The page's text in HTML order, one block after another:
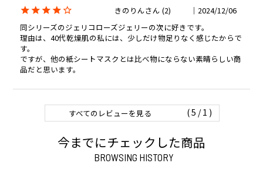
1
きのりん 2
2024/12/06
同シリーズのジェリコローズジェリーの次に好きです。
理由は、40代乾燥肌の私には、少しだけ物足りなく感じたからで
す。
ですが、他の紙シートマスクとは比べ物にならない素晴らしい商
品だと思います。
すべてのレビューを見る
今までにチェックした商品
BROWSING HISTORY